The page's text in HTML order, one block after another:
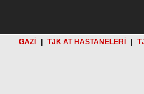
GAZİ TJK AT HASTANELERİ